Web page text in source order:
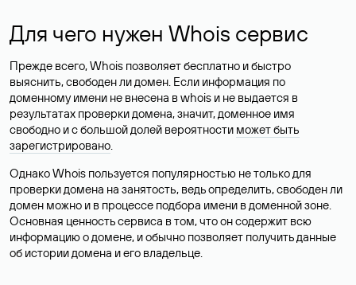
Для чего нужен Whois сервис
Прежде всего, Whois позволяет бесплатно и быстро
выяснить, свободен ли домен. Если информация по
доменному имени не внесена в whois и не выдается в
результатах проверки домена, значит, доменное имя
свободно и с большой долей вероятности может быть
зарегистрировано.
Однако Whois пользуется популярностью не только для
проверки домена на занятость, ведь определить, свободен ли
домен можно и в процессе подбора имени в доменной зоне.
Основная ценность сервиса в том, что он содержит всю
информацию о домене, и обычно позволяет получить данные
об истории домена и его владельце.